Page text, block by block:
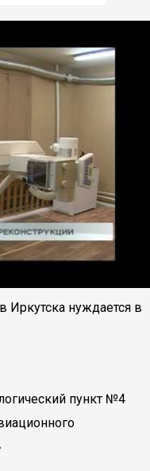
Иркутска нуждается в
пункт №4